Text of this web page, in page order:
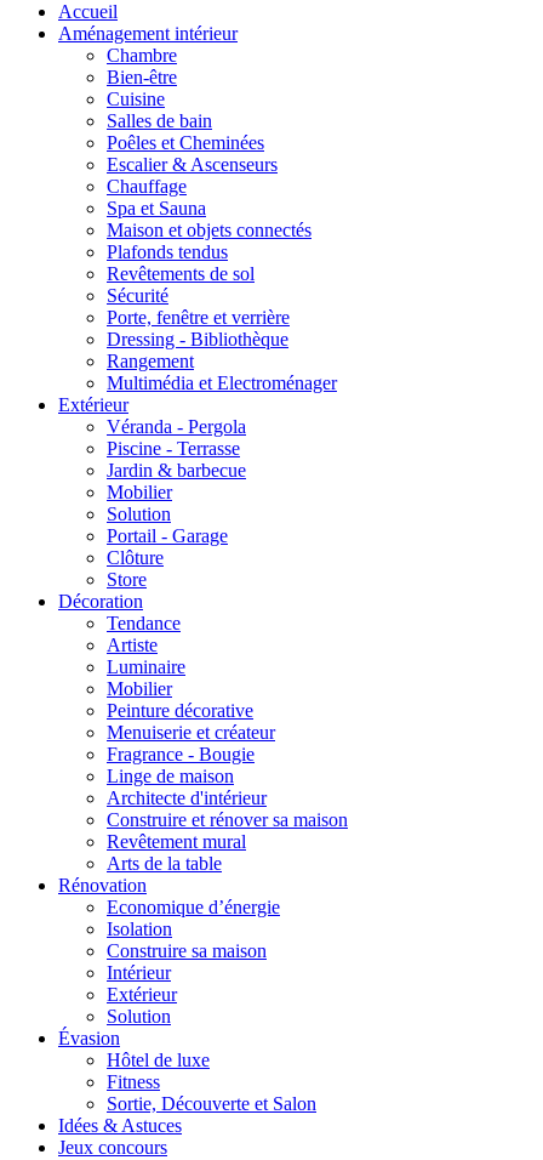
Accueil
Aménagement intérieur
Chambre
Bien-être
Cuisine
Salles de bain
Poêles et Cheminées
Escalier & Ascenseurs
Chauffage
Spa et Sauna
Maison et objets connectés
Plafonds tendus
Revêtements de sol
Sécurité
Porte, fenêtre et verrière
Dressing - Bibliothèque
Rangement
Multimédia et Electroménager
Extérieur
Véranda - Pergola
Piscine - Terrasse
Jardin & barbecue
Mobilier
Solution
Portail - Garage
Clôture
Store
Décoration
Tendance
Artiste
Luminaire
Mobilier
Peinture décorative
Menuiserie et créateur
Fragrance - Bougie
Linge de maison
Architecte d'intérieur
Construire et rénover sa maison
Revêtement mural
Arts de la table
Rénovation
Economique d’énergie
Isolation
Construire sa maison
Intérieur
Extérieur
Solution
Évasion
Hôtel de luxe
Fitness
Sortie, Découverte et Salon
Idées & Astuces
Jeux concours